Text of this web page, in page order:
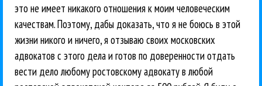
это не имеет никакого отношения к моим человеческим
качествам. Поэтому, дабы доказать, что я не боюсь в этой
жизни никого и ничего, я отзываю своих московских
адвокатов с этого дела и готов по доверенности отдать
вести дело любому ростовскому адвокату в любой